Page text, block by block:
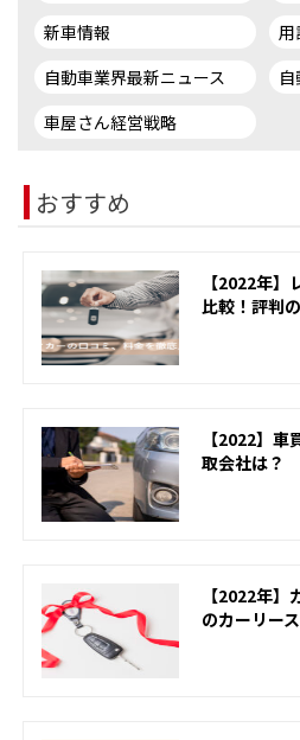
新車情報
用
自動車業界最新ニュース
車屋さん経営戦略
おすすめ
【2022年
比較！評判
【2022】
取会社は？
【2022年
のカーリー